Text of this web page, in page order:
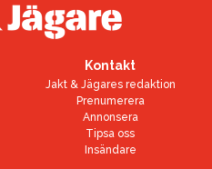
Kontakt
Jakt & Jägares redaktion
Prenumerera
Annonsera
Tipsa oss
Insändare